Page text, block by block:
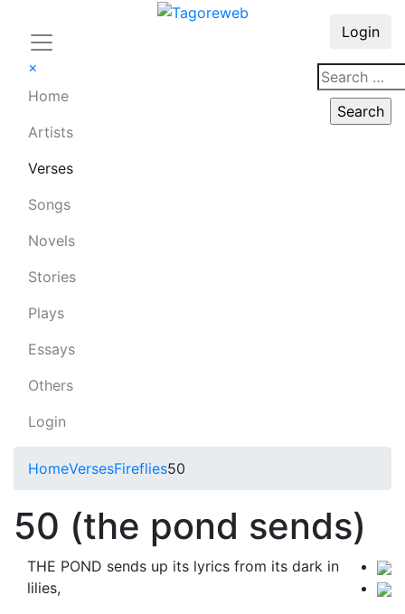
×
Home
Artists
Verses
Songs
Novels
Stories
Plays
Essays
Others
Login
Login
HomeVersesFireflies50
50 (the pond sends)
THE POND sends up its lyrics from its dark in
lilies,